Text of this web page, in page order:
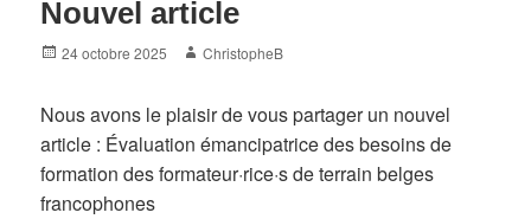
Nouvel article
Posted
24 octobre 2025 Author
ChristopheB
Nous avons le plaisir de vous partager un nouvel
article : Évaluation émancipatrice des besoins de
formation des formateur·rice·s de terrain belges
francophones